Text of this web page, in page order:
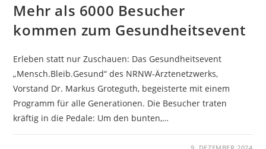
Mehr als 6000 Besucher
kommen zum Gesundheitsevent
Erleben statt nur Zuschauen: Das Gesundheitsevent
„Mensch.Bleib.Gesund“ des NRNW-Ärztenetzwerks,
Vorstand Dr. Markus Groteguth, begeisterte mit einem
Programm für alle Generationen. Die Besucher traten
kräftig in die Pedale: Um den bunten,…